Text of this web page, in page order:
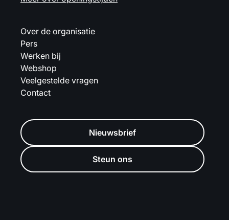
Over de organisatie
Pers
Werken bij
Webshop
Veelgestelde vragen
Contact
Nieuwsbrief
Steun ons